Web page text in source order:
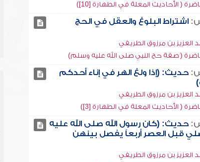
( الأحاديث المعلة في الطهارة [10])
اشتراط البلوغ والعقل في الحج
العزيز بن مرزوق الطريفي
( صفة حج النبي صلى الله عليه وسلم)
حديث: (إذا ولغ الهر في إناء أحدكم
العزيز بن مرزوق الطريفي
( الأحاديث المعلة في الطهارة [3])
حديث: (كان رسول الله صلى الله عليه
قبل العصر أربعاً يفصل بينهن
العزيز بن مرزوق الطريفي